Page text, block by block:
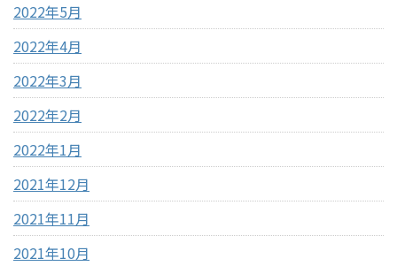
2022年5月
2022年4月
2022年3月
2022年2月
2022年1月
2021年12月
2021年11月
2021年10月